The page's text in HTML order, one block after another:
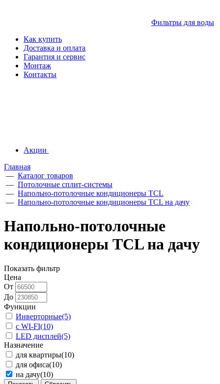
Фильтры для воды
Как купить
Доставка и оплата
Гарантия и сервис
Монтаж
Контакты
Акции
Главная
— Каталог товаров
— Потолочные сплит-системы
— Напольно-потолочные кондиционеры TCL
— Напольно-потолочные кондиционеры TCL на дачу
Напольно-потолочные
кондиционеры TCL на дачу
Показать фильтр
Цена
От
До
Функции
Инверторные(5)
с WI-FI(10)
LED дисплей(5)
Назначение
для квартиры(10)
для офиса(10)
на дачу(10)